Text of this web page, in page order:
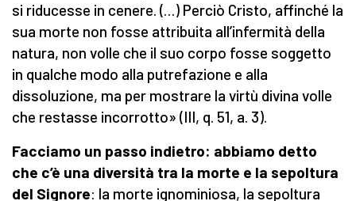
si riducesse in cenere. (…) Perciò Cristo, affinché la
sua morte non fosse attribuita all’infermità della
natura, non volle che il suo corpo fosse soggetto
in qualche modo alla putrefazione e alla
dissoluzione, ma per mostrare la virtù divina volle
che restasse incorrotto» (III, q. 51, a. 3).
Facciamo un passo indietro: abbiamo detto
che c’è una diversità tra la morte e la sepoltura
del Signore: la morte ignominiosa, la sepoltura